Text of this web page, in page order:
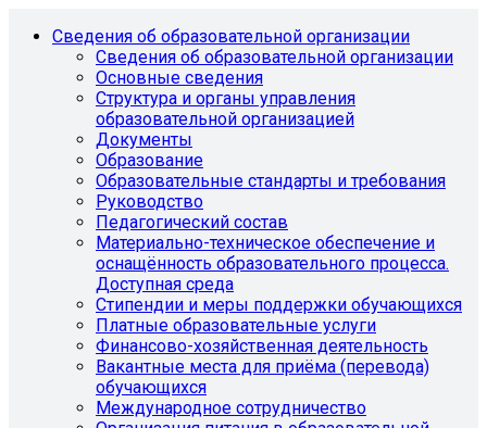
Сведения об образовательной организации
Сведения об образовательной организации
Основные сведения
Структура и органы управления
образовательной организацией
Документы
Образование
Образовательные стандарты и требования
Руководство
Педагогический состав
Материально-техническое обеспечение и
оснащённость образовательного процесса.
Доступная среда
Стипендии и меры поддержки обучающихся
Платные образовательные услуги
Финансово-хозяйственная деятельность
Вакантные места для приёма (перевода)
обучающихся
Международное сотрудничество